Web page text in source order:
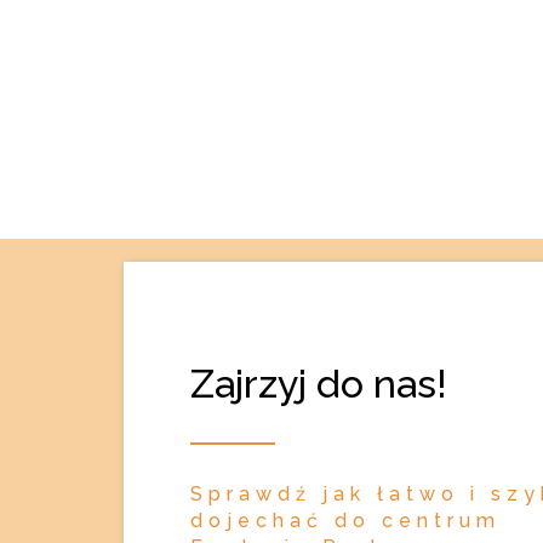
Zajrzyj do nas!
Sprawdź jak łatwo i
dojechać do centrum